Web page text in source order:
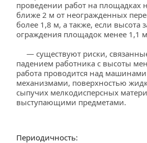
проведении работ на площадках
ближе 2 м от неогражденных
более 1,8 м, а также, если высота
ограждения площадок менее 1,1
падением работника с высоты
работа проводится над
механизмами, поверхностью
сыпучих мелкодисперсных
выступающими предметами.
Периодичность: